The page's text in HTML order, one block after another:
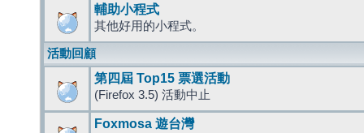
輔助小程式
其他好用的小程式。
活動回顧
第四屆 Top15 票選活動
(Firefox 3.5) 活動中止
Foxmosa 遊台灣